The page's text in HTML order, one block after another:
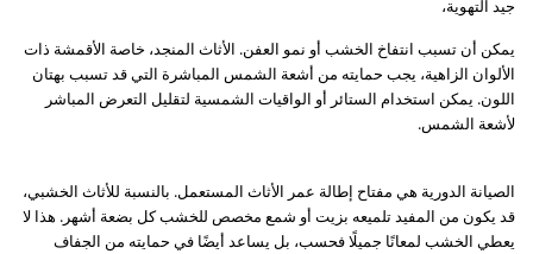
جيد التهوية،
يمكن أن تسبب انتفاخ الخشب أو نمو العفن. الأثاث المنجد، خاصة الأقمشة ذات
الألوان الزاهية، يجب حمايته من أشعة الشمس المباشرة التي قد تسبب بهتان
اللون. يمكن استخدام الستائر أو الواقيات الشمسية لتقليل التعرض المباشر
لأشعة الشمس.
الصيانة الدورية هي مفتاح إطالة عمر الأثاث المستعمل. بالنسبة للأثاث الخشبي،
قد يكون من المفيد تلميعه بزيت أو شمع مخصص للخشب كل بضعة أشهر. هذا لا
يعطي الخشب لمعانًا جميلًا فحسب، بل يساعد أيضًا في حمايته من الجفاف